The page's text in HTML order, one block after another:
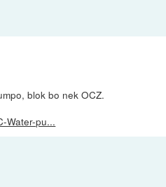
blok bo nek OCZ.
Water-pu...